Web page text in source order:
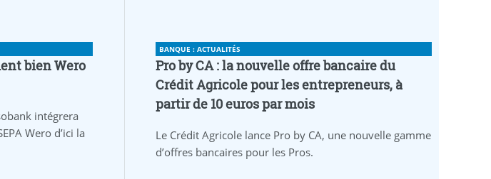
bien Wero
intégrera
Wero d’ici la
BANQUE : ACTUALITÉS
Pro by CA : la nouvelle offre bancaire du
Crédit Agricole pour les entrepreneurs, à
partir de 10 euros par mois
Le Crédit Agricole lance Pro by CA, une nouvelle gamme
d’offres bancaires pour les Pros.